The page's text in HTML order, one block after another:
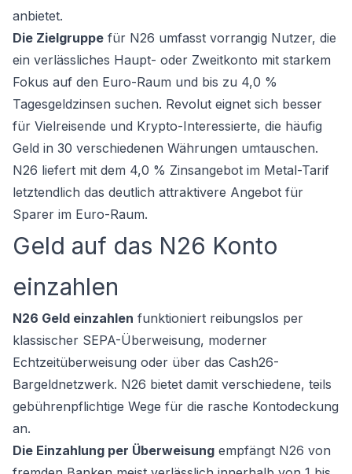
anbietet.
Die Zielgruppe für N26 umfasst vorrangig Nutzer, die
ein verlässliches Haupt- oder Zweitkonto mit starkem
Fokus auf den Euro-Raum und bis zu 4,0 %
Tagesgeldzinsen suchen. Revolut eignet sich besser
für Vielreisende und Krypto-Interessierte, die häufig
Geld in 30 verschiedenen Währungen umtauschen.
N26 liefert mit dem 4,0 % Zinsangebot im Metal-Tarif
letztendlich das deutlich attraktivere Angebot für
Sparer im Euro-Raum.
Geld auf das N26 Konto
einzahlen
N26 Geld einzahlen funktioniert reibungslos per
klassischer SEPA-Überweisung, moderner
Echtzeitüberweisung oder über das Cash26-
Bargeldnetzwerk. N26 bietet damit verschiedene, teils
gebührenpflichtige Wege für die rasche Kontodeckung
an.
Die Einzahlung per Überweisung empfängt N26 von